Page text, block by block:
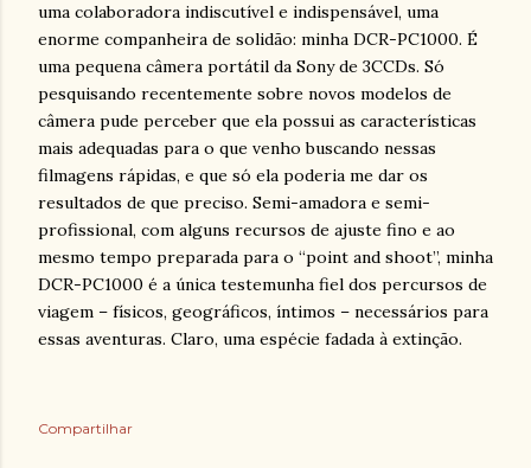
uma colaboradora indiscutível e indispensável, uma
enorme companheira de solidão: minha DCR-PC1000. É
uma pequena câmera portátil da Sony de 3CCDs. Só
pesquisando recentemente sobre novos modelos de
câmera pude perceber que ela possui as características
mais adequadas para o que venho buscando nessas
filmagens rápidas, e que só ela poderia me dar os
resultados de que preciso. Semi-amadora e semi-
profissional, com alguns recursos de ajuste fino e ao
mesmo tempo preparada para o “point and shoot”, minha
DCR-PC1000 é a única testemunha fiel dos percursos de
viagem – físicos, geográficos, íntimos – necessários para
essas aventuras. Claro, uma espécie fadada à extinção.
Compartilhar